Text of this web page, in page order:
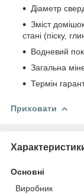
Діаметр
Зміст
стані (піску,
Водневий
Загальна
Термін
Приховати
Основні
Виробник